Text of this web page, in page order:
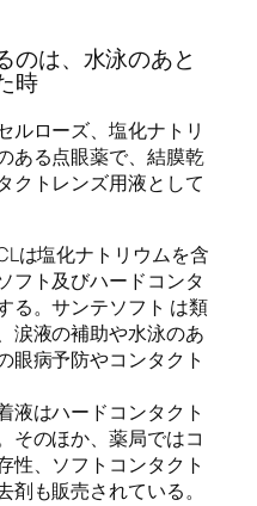
のは、水泳のあと
時
ルローズ、塩化ナトリ
ある点眼薬で、結膜乾
クトレンズ用液として
は塩化ナトリウムを含
フト及びハードコンタ
る。サンテソフト は類
涙液の補助や水泳のあ
眼病予防やコンタクト
液はハードコンタクト
そのほか、薬局ではコ
性、ソフトコンタクト
も販売されている。